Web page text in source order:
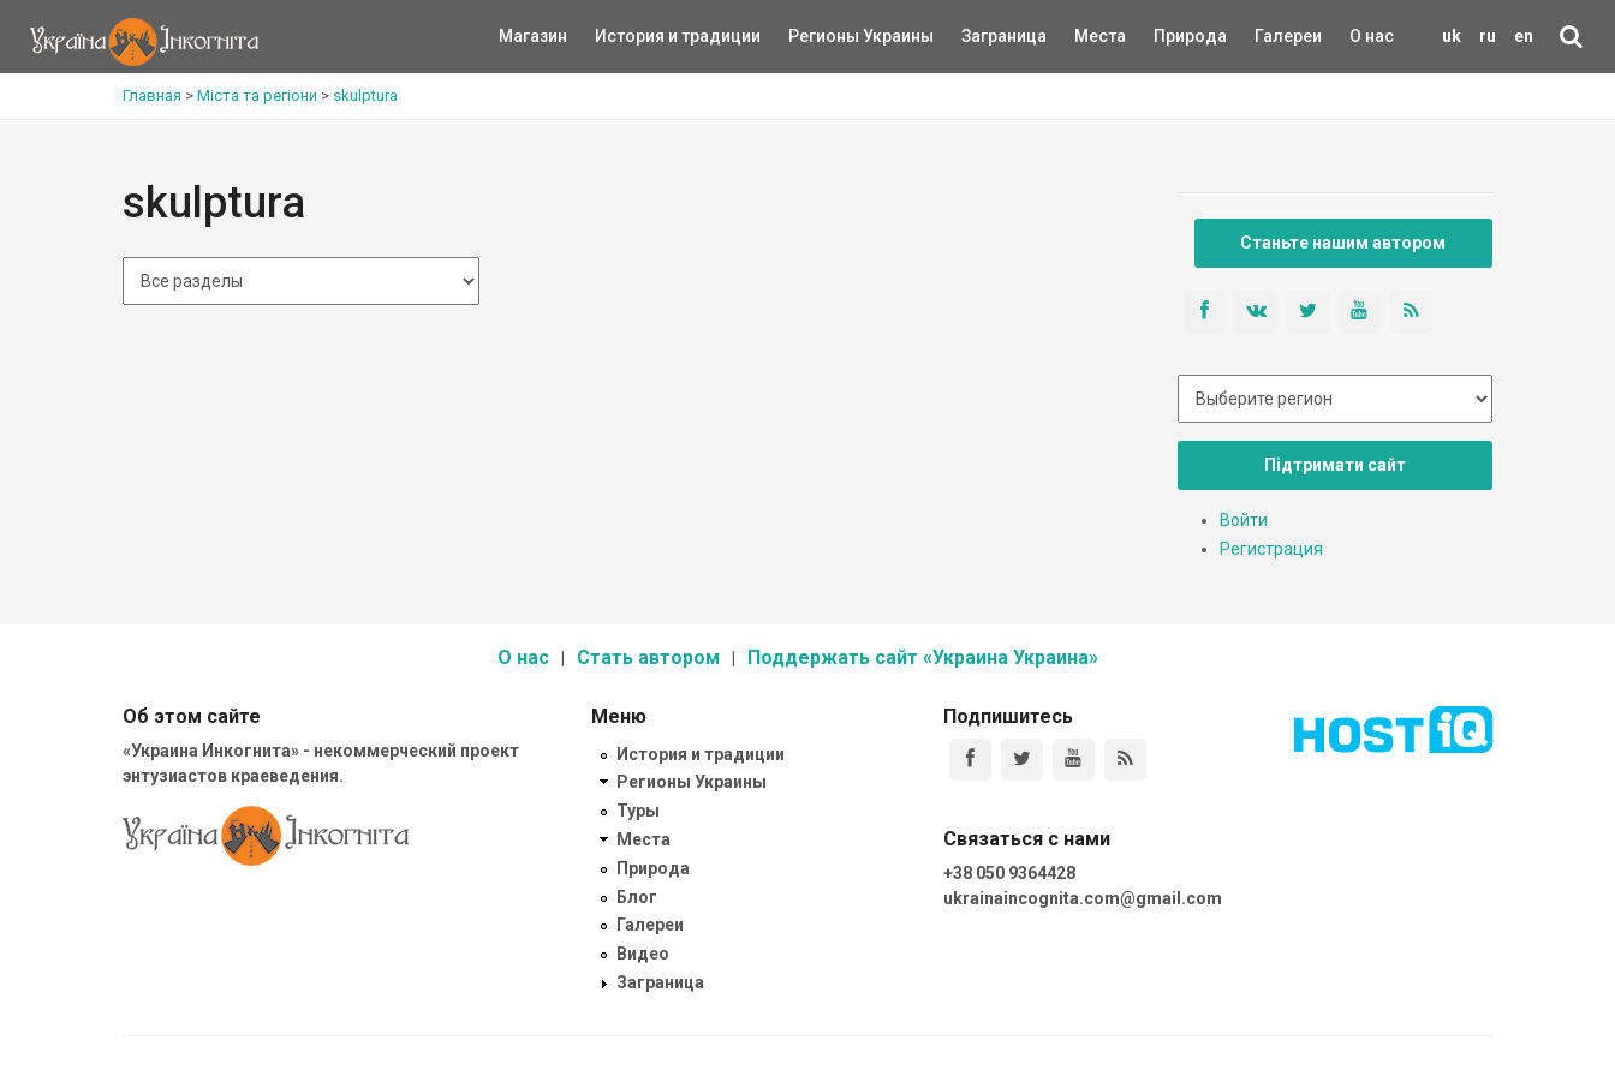
uk ru en
Магазин История и традиции Регионы Украины Заграница Места Природа Галереи О нас
Главная > Міста та регіони > skulptura
skulptura
Станьте нашим автором
Підтримати сайт
Войти
Регистрация
О нас Стать автором Поддержать сайт «Украина Украина»
Об этом сайте
«Украина Инкогнита» - некоммерческий проект
энтузиастов краеведения.
Меню
История и традиции
Регионы Украины
Туры
Места
Природа
Блог
Галереи
Видео
Заграница
Подпишитесь
Связаться с нами
+38 050 9364428
ukrainaincognita.com@gmail.com